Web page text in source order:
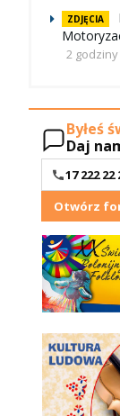
ZDJĘCIA
2
Byłeś
Daj
17 222 22
Otwórz